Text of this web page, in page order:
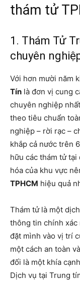
thám tử
1. Thám Tử
chuyên
Với hơn mười năm
Tín là đơn vị cung
chuyên nghiệp
theo tiêu chuẩn
nghiệp – rời rạc –
khắp cả nước trên
hữu các thám tử
hóa của khu vực
TPHCM hiệu quả
Thám tử là một
thông tin chính xác
đặt mình vào vị trí
một cách an toàn
đối là một khía
Dịch vụ tại Trung